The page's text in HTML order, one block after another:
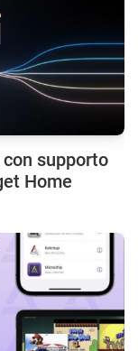
con supporto
Home